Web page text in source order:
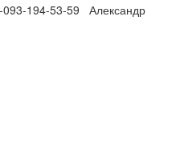
093-194-53-59 Александр